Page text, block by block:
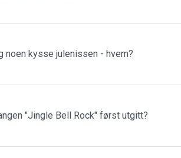
noen kysse julenissen - hvem?
"Jingle Bell Rock" først utgitt?